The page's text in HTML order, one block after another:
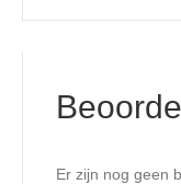
Er zijn nog geen